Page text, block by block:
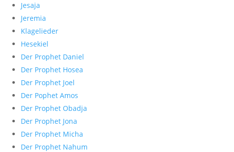
Jesaja
Jeremia
Klagelieder
Hesekiel
Der Prophet Daniel
Der Prophet Hosea
Der Prophet Joel
Der Pophet Amos
Der Prophet Obadja
Der Prophet Jona
Der Prophet Micha
Der Prophet Nahum